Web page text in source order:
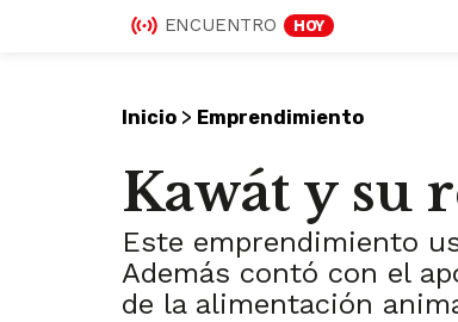
ENCUENTRO HOY
Inicio > Emprendimiento
Kawát y su
Este emprendimiento
Además contó con el
de la alimentación